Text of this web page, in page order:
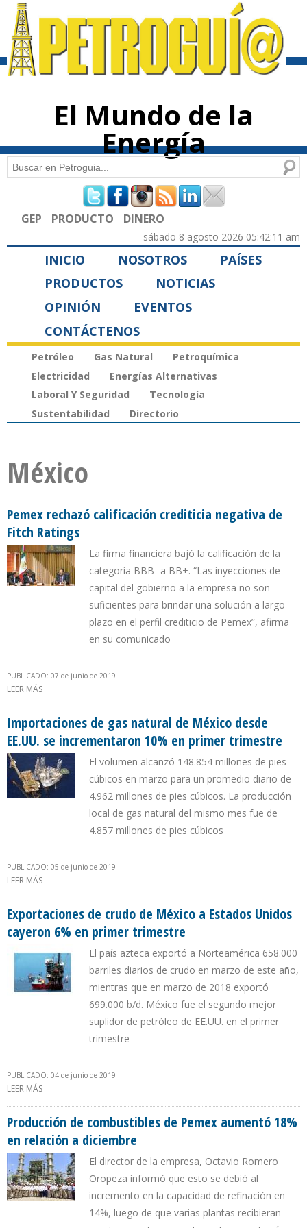
contenido
El Mundo de la
Energía
Formulario de búsqueda
Buscar
GEP PRODUCTO DINERO
sábado 8 agosto 2026 05:42:11 am
INICIO NOSOTROS
PAÍSES
PRODUCTOS
NOTICIAS
OPINIÓN
EVENTOS
CONTÁCTENOS
Petróleo Gas Natural
Petroquímica
Electricidad
Energías Alternativas
Laboral Y Seguridad
Tecnología
Sustentabilidad
Directorio
México
Pemex rechazó calificación crediticia negativa de
Fitch Ratings
La firma financiera bajó la calificación de la
categoría BBB- a BB+. “Las inyecciones de
capital del gobierno a la empresa no son
suficientes para brindar una solución a largo
plazo en el perfil crediticio de Pemex”, afirma
en su comunicado
PUBLICADO: 07 de junio de 2019
LEER MÁS
Importaciones de gas natural de México desde
EE.UU. se incrementaron 10% en primer trimestre
El volumen alcanzó 148.854 millones de pies
cúbicos en marzo para un promedio diario de
4.962 millones de pies cúbicos. La producción
local de gas natural del mismo mes fue de
4.857 millones de pies cúbicos
PUBLICADO: 05 de junio de 2019
LEER MÁS
Exportaciones de crudo de México a Estados Unidos
cayeron 6% en primer trimestre
El país azteca exportó a Norteamérica 658.000
barriles diarios de crudo en marzo de este año,
mientras que en marzo de 2018 exportó
699.000 b/d. México fue el segundo mejor
suplidor de petróleo de EE.UU. en el primer
trimestre
PUBLICADO: 04 de junio de 2019
LEER MÁS
Producción de combustibles de Pemex aumentó 18%
en relación a diciembre
El director de la empresa, Octavio Romero
Oropeza informó que esto se debió al
incremento en la capacidad de refinación en
14%, luego de que varias plantas recibieran